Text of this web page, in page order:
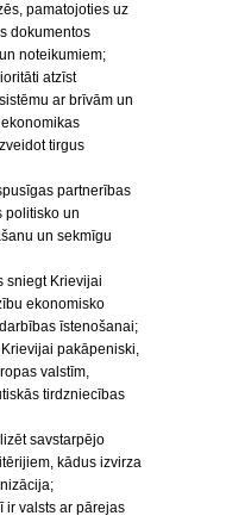
pamatojoties uz
dokumentos
noteikumiem;
atzīst
ar brīvām un
tirgus
partnerības
politisko un
un sekmīgu
sniegt Krievijai
ekonomisko
īstenošanai;
pakāpeniski,
valstīm,
tirdzniecības
savstarpējo
kādus izvirza
ir valsts ar pārejas